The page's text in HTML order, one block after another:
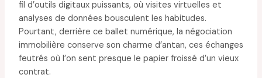
fil d’outils digitaux puissants, où visites virtuelles et
analyses de données bousculent les habitudes.
Pourtant, derrière ce ballet numérique, la négociation
immobilière conserve son charme d’antan, ces échanges
feutrés où l’on sent presque le papier froissé d’un vieux
contrat.